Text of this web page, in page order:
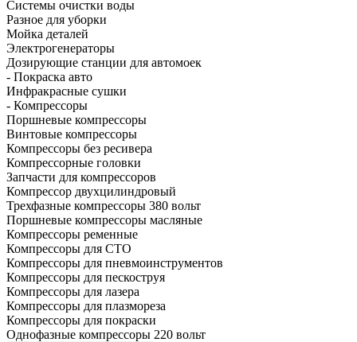
Системы очистки воды
Разное для уборки
Мойка деталей
Электрогенераторы
Дозирующие станции для автомоек
- Покраска авто
Инфракрасные сушки
- Компрессоры
Поршневые компрессоры
Винтовые компрессоры
Компрессоры без ресивера
Компрессорные головки
Запчасти для компрессоров
Компрессор двухцилиндровый
Трехфазные компрессоры 380 вольт
Поршневые компрессоры масляные
Компрессоры ременные
Компрессоры для СТО
Компрессоры для пневмоинструментов
Компрессоры для пескоструя
Компрессоры для лазера
Компрессоры для плазмореза
Компрессоры для покраски
Однофазные компрессоры 220 вольт